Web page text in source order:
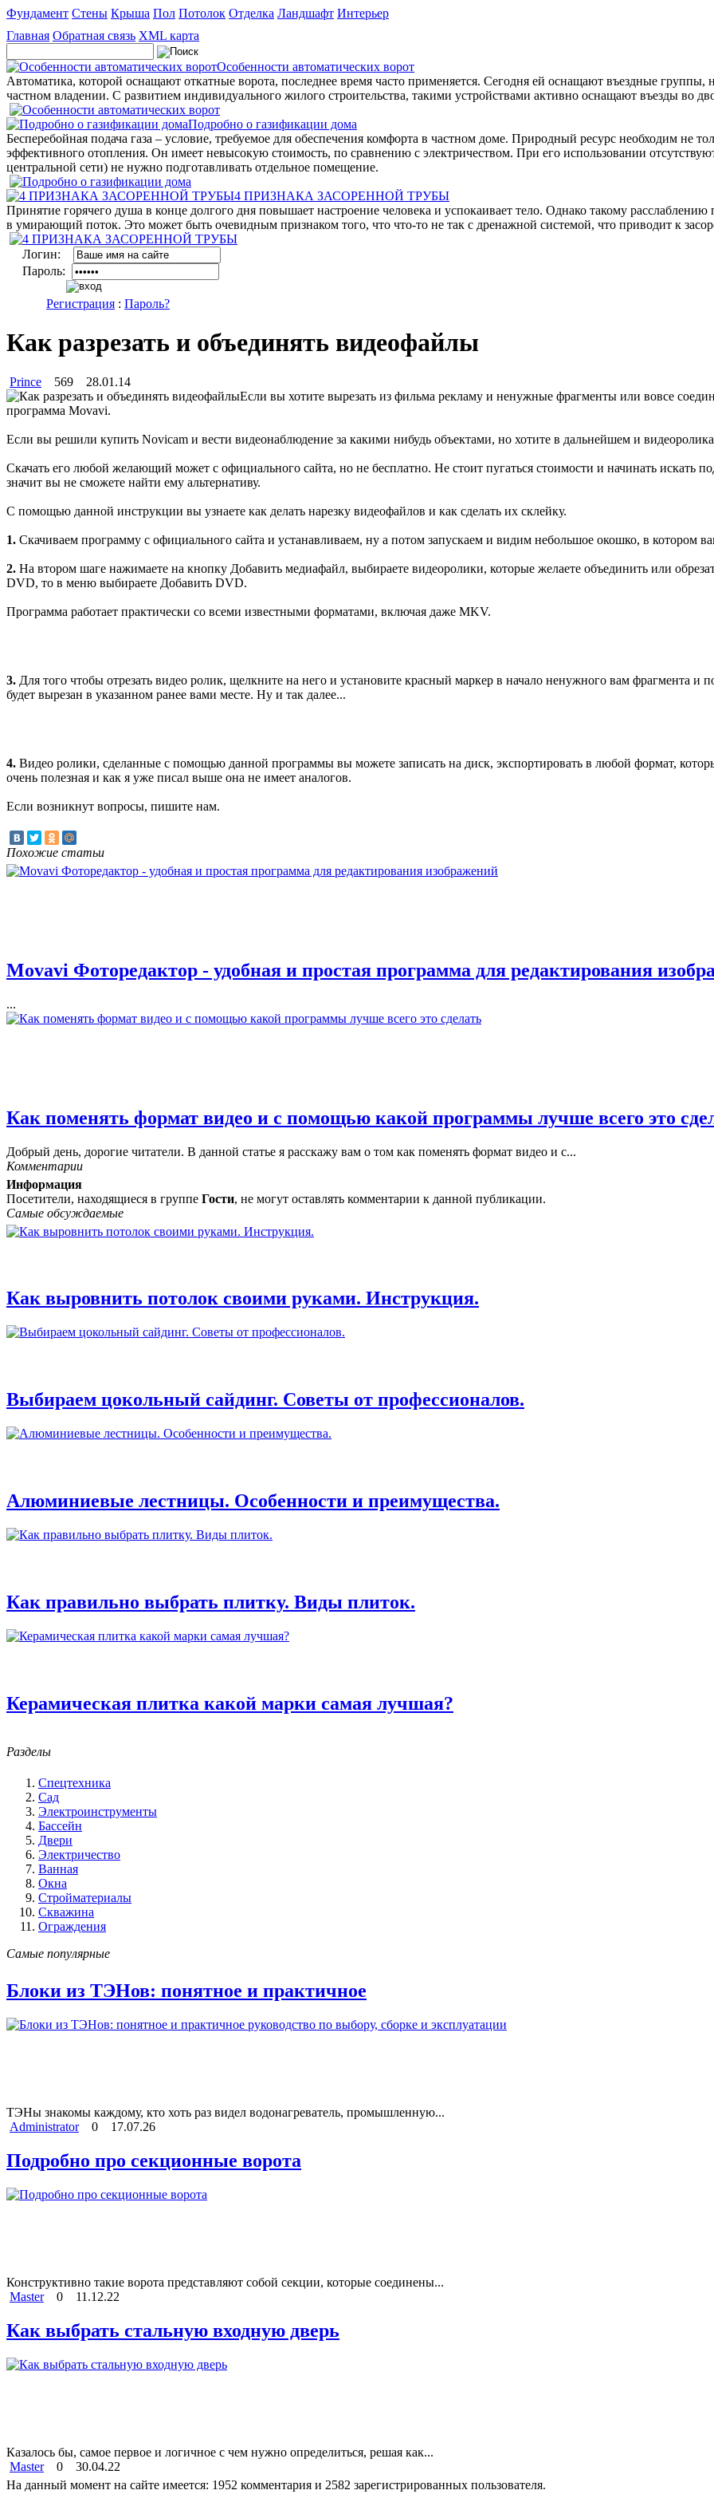
Фундамент Стены Крыша Пол Потолок Отделка Ландшафт Интерьер
Главная Обратная связь XML карта
Особенности автоматических ворот
Автоматика, которой оснащают откатные ворота, последнее время часто применяется. Сегодня ей оснащают въездные
частном владении. С развитием индивидуального жилого строительства, такими устройствами активно оснащают въезды во
Подробно о газификации дома
Бесперебойная подача газа – условие, требуемое для обеспечения комфорта в частном доме. Природный ресурс необходим не
эффективного отопления. Он имеет невысокую стоимость, по сравнению с электричеством. При его использовании
центральной сети) не нужно подготавливать отдельное помещение.
4 ПРИЗНАКА ЗАСОРЕННОЙ ТРУБЫ
Принятие горячего душа в конце долгого дня повышает настроение человека и успокаивает тело. Однако такому
в умирающий поток. Это может быть очевидным признаком того, что что-то не так с дренажной системой, что приводит к
Логин:
Пароль:
Регистрация : Пароль?
Как разрезать и объединять видеофайлы
Prince 569
28.01.14
Если вы хотите вырезать из фильма рекламу и ненужные фрагменты или вовсе
программа Movavi.
Если вы решили купить Novicam и вести видеонаблюдение за какими нибудь объектами, но хотите в дальнейшем и
Скачать его любой желающий может с официального сайта, но не бесплатно. Не стоит пугаться стоимости и начинать искать
значит вы не сможете найти ему альтернативу.
С помощью данной инструкции вы узнаете как делать нарезку видеофайлов и как сделать их склейку.
1. Скачиваем программу с официального сайта и устанавливаем, ну а потом запускаем и видим небольшое окошко, в
2. На втором шаге нажимаете на кнопку Добавить медиафайл, выбираете видеоролики, которые желаете объединить или
DVD, то в меню выбираете Добавить DVD.
Программа работает практически со всеми известными форматами, включая даже MKV.
3. Для того чтобы отрезать видео ролик, щелкните на него и установите красный маркер в начало ненужного вам фрагмента и
будет вырезан в указанном ранее вами месте. Ну и так далее...
4. Видео ролики, сделанные с помощью данной программы вы можете записать на диск, экспортировать в любой формат,
очень полезная и как я уже писал выше она не имеет аналогов.
Если возникнут вопросы, пишите нам.
Похожие статьи
Movavi Фоторедактор - удобная и простая программа для редактирования
...
Как поменять формат видео и с помощью какой программы лучше всего это
Добрый день, дорогие читатели. В данной статье я расскажу вам о том как поменять формат видео и с...
Комментарии
Информация
Посетители, находящиеся в группе Гости, не могут оставлять комментарии к данной публикации.
Самые обсуждаемые
Как выровнить потолок своими руками. Инструкция.
Выбираем цокольный сайдинг. Советы от профессионалов.
Алюминиевые лестницы. Особенности и преимущества.
Как правильно выбрать плитку. Виды плиток.
Керамическая плитка какой марки самая лучшая?
Разделы
Спецтехника
Сад
Электроинструменты
Бассейн
Двери
Электричество
Ванная
Окна
Стройматериалы
Скважина
Ограждения
Самые популярные
Блоки из ТЭНов: понятное и практичное
ТЭНы знакомы каждому, кто хоть раз видел водонагреватель, промышленную...
Administrator
0 17.07.26
Подробно про секционные ворота
Конструктивно такие ворота представляют собой секции, которые соединены...
Master
0 11.12.22
Как выбрать стальную входную дверь
Казалось бы, самое первое и логичное с чем нужно определиться, решая как...
Master
0
30.04.22
На данный момент на сайте имеется: 1952 комментария и 2582 зарегистрированных пользователя.